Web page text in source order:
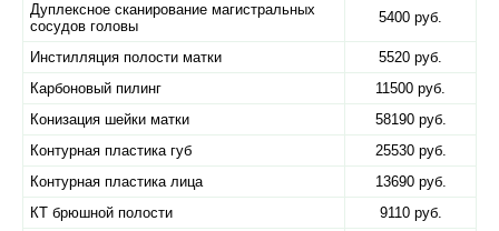
Дуплексное сканирование магистральных
сосудов головы
5400 руб.
Инстилляция полости матки
5520 руб.
Карбоновый пилинг
11500 руб.
Конизация шейки матки
58190 руб.
Контурная пластика губ
25530 руб.
Контурная пластика лица
13690 руб.
КТ брюшной полости
9110 руб.